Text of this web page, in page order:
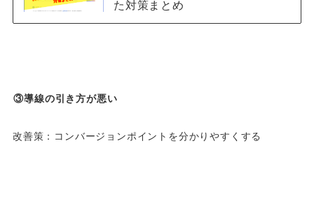
た対策まとめ
③導線の引き方が悪い
改善策：コンバージョンポイントを分かりやすくする